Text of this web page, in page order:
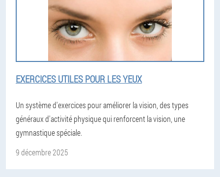
EXERCICES UTILES POUR LES YEUX
Un système d'exercices pour améliorer la vision, des types
généraux d'activité physique qui renforcent la vision, une
gymnastique spéciale.
9 décembre 2025